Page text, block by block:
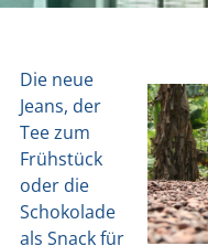
Die neue
Jeans, der
Tee zum
Früh­stück
oder die
Scho­ko­la­de
als Snack für